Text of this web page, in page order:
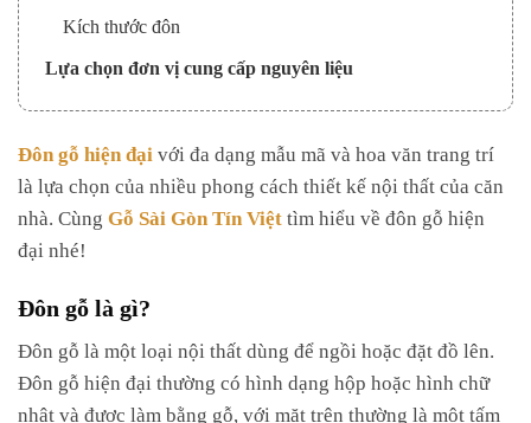
Kích thước đôn
Lựa chọn đơn vị cung cấp nguyên liệu
Đôn gỗ hiện đại với đa dạng mẫu mã và hoa văn trang trí
là lựa chọn của nhiều phong cách thiết kế nội thất của căn
nhà. Cùng Gỗ Sài Gòn Tín Việt tìm hiểu về đôn gỗ hiện
đại nhé!
Đôn gỗ là gì?
Đôn gỗ là một loại nội thất dùng để ngồi hoặc đặt đồ lên.
Đôn gỗ hiện đại thường có hình dạng hộp hoặc hình chữ
nhật và được làm bằng gỗ, với mặt trên thường là một tấm